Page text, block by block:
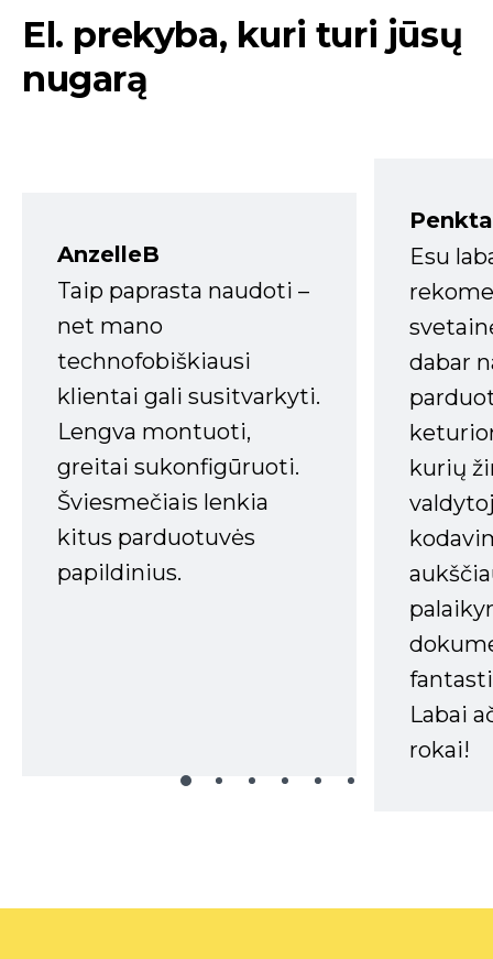
El. prekyba, kuri turi jūsų
nugarą
AnzelleB
Taip paprasta naudoti –
net mano
technofobiškiausi
klientai gali susitvarkyti.
Lengva montuoti,
greitai sukonfigūruoti.
Šviesmečiais lenkia
kitus parduotuvės
papildinius.
Esu
dabar
kurių
Labai
rokai!